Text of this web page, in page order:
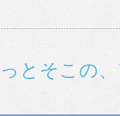
っとそこの